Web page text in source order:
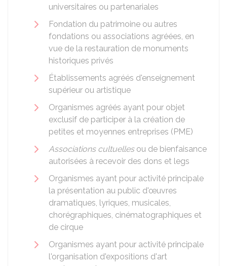
universitaires ou partenariales
Fondation du patrimoine ou autres
fondations ou associations agréées, en
vue de la restauration de monuments
historiques privés
Établissements agréés d'enseignement
supérieur ou artistique
Organismes agréés ayant pour objet
exclusif de participer à la création de
petites et moyennes entreprises (PME)
Associations cultuellesou de bienfaisance
autorisées à recevoir des dons et legs
Organismes ayant pour activité principale
la présentation au public d'œuvres
dramatiques, lyriques, musicales,
chorégraphiques, cinématographiques et
de cirque
Organismes ayant pour activité principale
l'organisation d'expositions d'art